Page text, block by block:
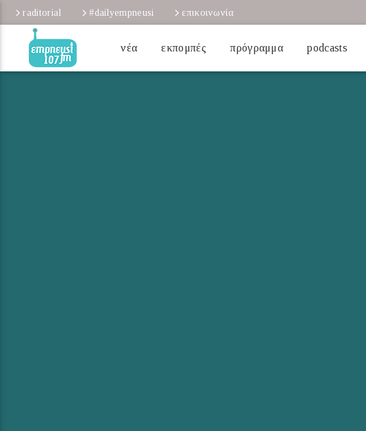
raditorial #dailyempneusi επικοινωνία
νέα εκπομπές πρόγραμμα podcasts